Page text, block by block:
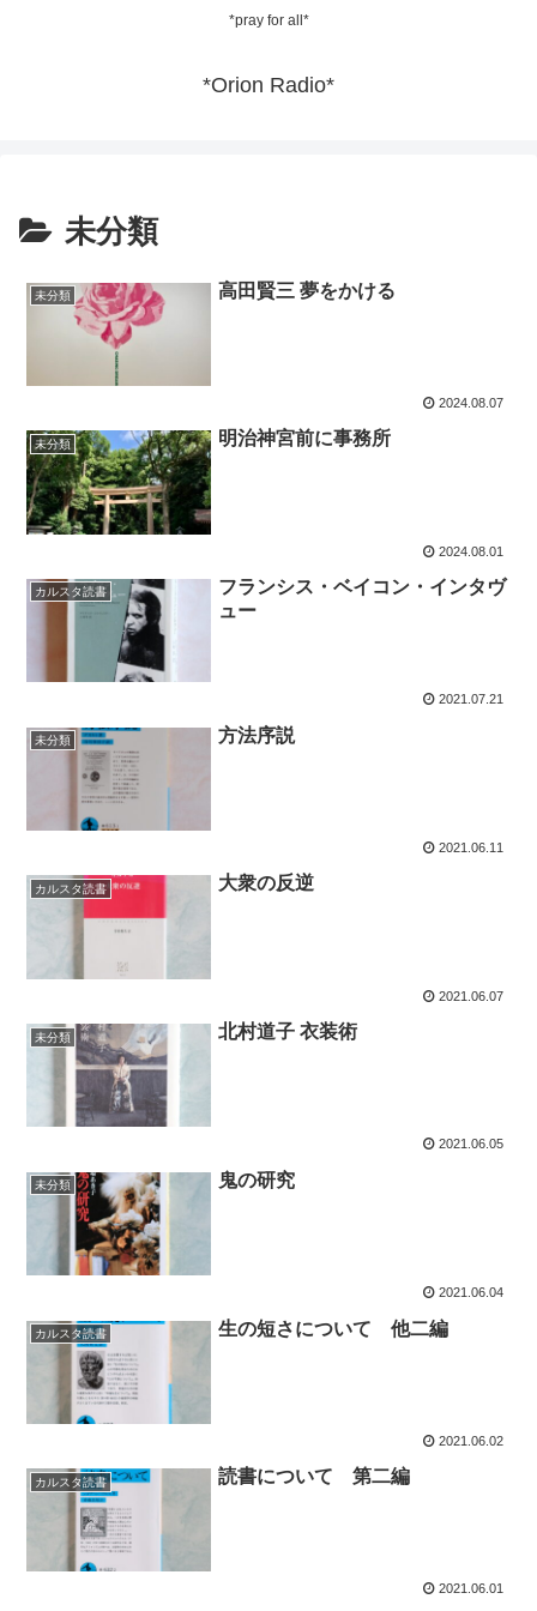
*pray for all*
*Orion Radio*
未分類
未分類 高田賢三 夢をかける
2024.08.07
未分類 明治神宮前に事務所
2024.08.01
カルスタ読書
フランシス・ベイコン・インタヴ
ュー
2021.07.21
未分類 方法序説
2021.06.11
カルスタ読書 大衆の反逆
2021.06.07
未分類 北村道子 衣装術
2021.06.05
未分類 鬼の研究
2021.06.04
カルスタ読書 生の短さについて 他二編
2021.06.02
カルスタ読書 読書について 第二編
2021.06.01